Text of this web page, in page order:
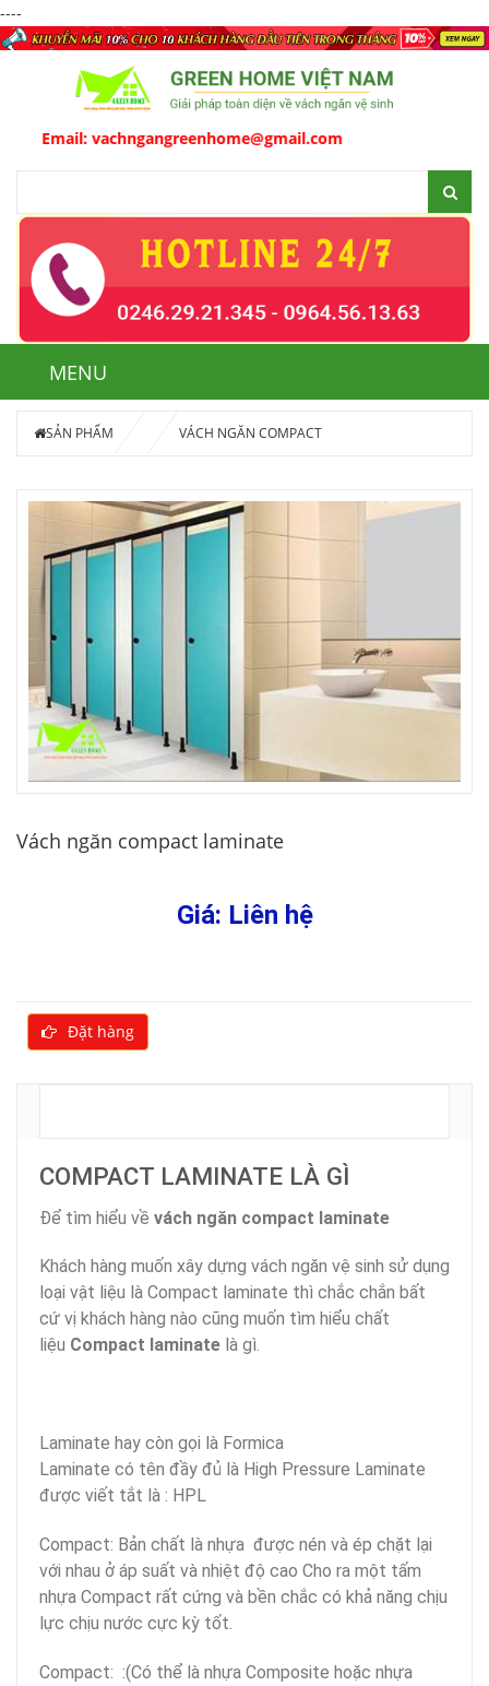
----
vachngangreenhome@gmail.com
MENU
SẢN PHẨM VÁCH NGĂN COMPACT
Vách ngăn compact laminate
Giá: Liên hệ
Đặt hàng
COMPACT LAMINATE LÀ GÌ
Để tìm hiểu về vách ngăn compact laminate
Khách hàng muốn xây dựng vách ngăn vệ sinh sử dụng
loại vật liệu là Compact laminate thì chắc chắn bất
cứ vị khách hàng nào cũng muốn tìm hiểu chất
liệu Compact laminate là gì.
Laminate hay còn gọi là Formica
Laminate có tên đầy đủ là High Pressure Laminate
được viết tắt là : HPL
Compact: Bản chất là nhựa được nén và ép chặt lại
với nhau ở áp suất và nhiệt độ cao Cho ra một tấm
nhựa Compact rất cứng và bền chắc có khả năng chịu
lực chịu nước cực kỳ tốt.
Compact: :(Có thể là nhựa Composite hoặc nhựa